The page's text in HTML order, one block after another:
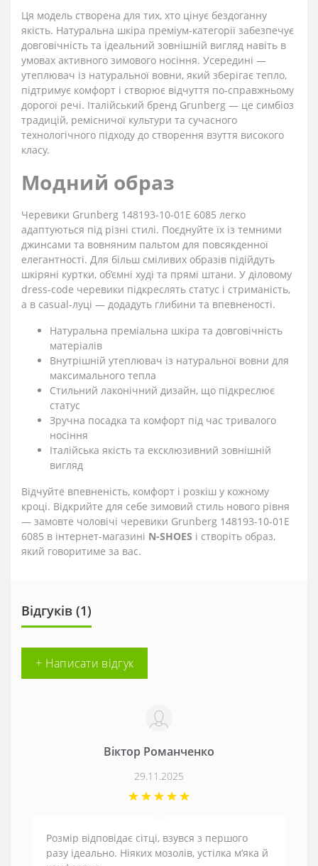
Ця модель створена для тих, хто цінує бездоганну
якість. Натуральна шкіра преміум-категорії забезпечує
довговічність та ідеальний зовнішній вигляд навіть в
умовах активного зимового носіння. Усередині —
утеплювач із натуральної вовни, який зберігає тепло,
підтримує комфорт і створює відчуття по-справжньому
дорогої речі. Італійський бренд Grunberg — це симбіоз
традицій, ремісничої культури та сучасного
технологічного підходу до створення взуття високого
класу.
Модний образ
Черевики Grunberg 148193-10-01E 6085 легко
адаптуються під різні стилі. Поєднуйте їх із темними
джинсами та вовняним пальтом для повсякденної
елегантності. Для більш сміливих образів підійдуть
шкіряні куртки, об’ємні худі та прямі штани. У діловому
dress-code черевики підкреслять статус і стриманість,
а в casual-луці — додадуть глибини та впевненості.
Натуральна преміальна шкіра та довговічність
матеріалів
Внутрішній утеплювач із натуральної вовни для
максимального тепла
Стильний лаконічний дизайн, що підкреслює
статус
Зручна посадка та комфорт під час тривалого
носіння
Італійська якість та ексклюзивний зовнішній
вигляд
Відчуйте впевненість, комфорт і розкіш у кожному
кроці. Відкрийте для себе зимовий стиль нового рівня
— замовте чоловічі черевики Grunberg 148193-10-01E
6085 в інтернет-магазині N-SHOES і створіть образ,
який говоритиме за вас.
Відгуків (1)
+ Написати відгук
Віктор Романченко
29.11.2025
Розмір відповідає сітці, взувся з першого
разу ідеально. Ніяких мозолів, устілка м’яка й